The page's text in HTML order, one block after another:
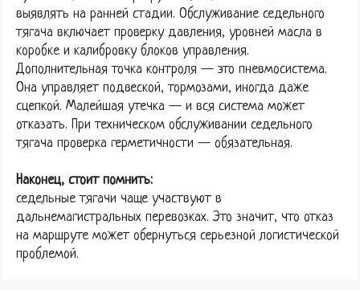
выявлять на ранней стадии. Обслуживание седельного
тягача включает проверку давления, уровней масла в
коробке и калибровку блоков управления.
Дополнительная точка контроля — это пневмосистема.
Она управляет подвеской, тормозами, иногда даже
сцепкой. Малейшая утечка — и вся система может
отказать. При техническом обслуживании седельного
тягача проверка герметичности — обязательная.
Наконец, стоит помнить:
седельные тягачи чаще участвуют в
дальнемагистральных перевозках. Это значит, что отказ
на маршруте может обернуться серьезной логистической
проблемой.